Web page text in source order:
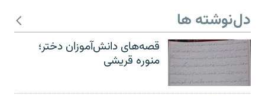
دل‌نوشته ها
قصه‌های دانش‌آموزان دختر؛
منوره قریشی